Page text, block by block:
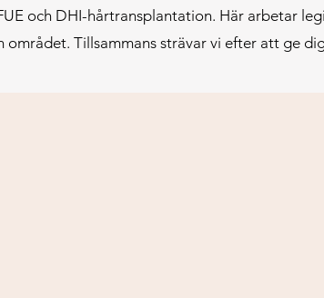
och DHI-hårtransplantation. Här arbetar
Tillsammans strävar vi efter att ge